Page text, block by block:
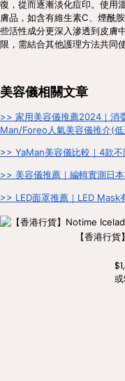
復，從而逐漸淡化痘印。使用
膚品，如含有維生素C、煙酰
些活性成分更深入滲透到皮膚
限，需結合其他護理方法共同
美容儀相關文章
>> 家用美容儀推薦2024｜消
Man/Foreo人氣美容儀推介(
>> YaMan美容儀比較｜4款
>> 美容儀推薦｜編輯實測日
>> LED面罩推薦｜LED Mask
【香港行
或